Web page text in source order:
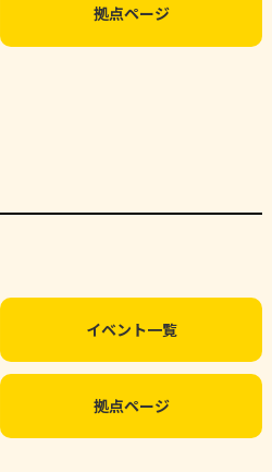
拠点ページ
イベント一覧
拠点ページ